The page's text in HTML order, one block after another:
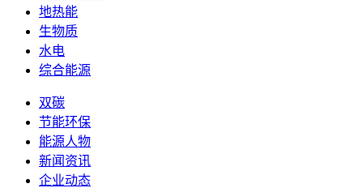
地热能
生物质
水电
综合能源
双碳
节能环保
能源人物
新闻资讯
企业动态